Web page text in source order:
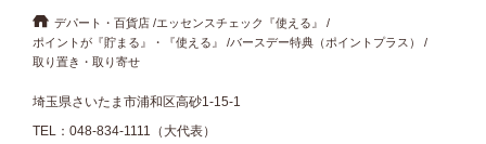
お問い合わせ
デパート・百貨店 エッセンスチェック『使える』
ポイントが『貯まる』・『使える』
バースデー特典（ポイントプラス）
取り置き・取り寄せ
埼玉県さいたま市浦和区高砂1-15-1
TEL： 048-834-1111（大代表）